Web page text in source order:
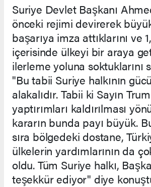
Suriye Devlet Başkanı
önceki rejimi devirerek
başarıya imza attıklarını ve
içerisinde ülkeyi bir araya
ilerleme yoluna soktuklarını
"Bu tabii Suriye halkının
alakalıdır. Tabii ki Sayın
yaptırımları kaldırılması
kararın bunda payı büyük.
sıra bölgedeki dostane,
ülkelerin yardımlarının da
oldu. Tüm Suriye halkı,
teşekkür ediyor" diye